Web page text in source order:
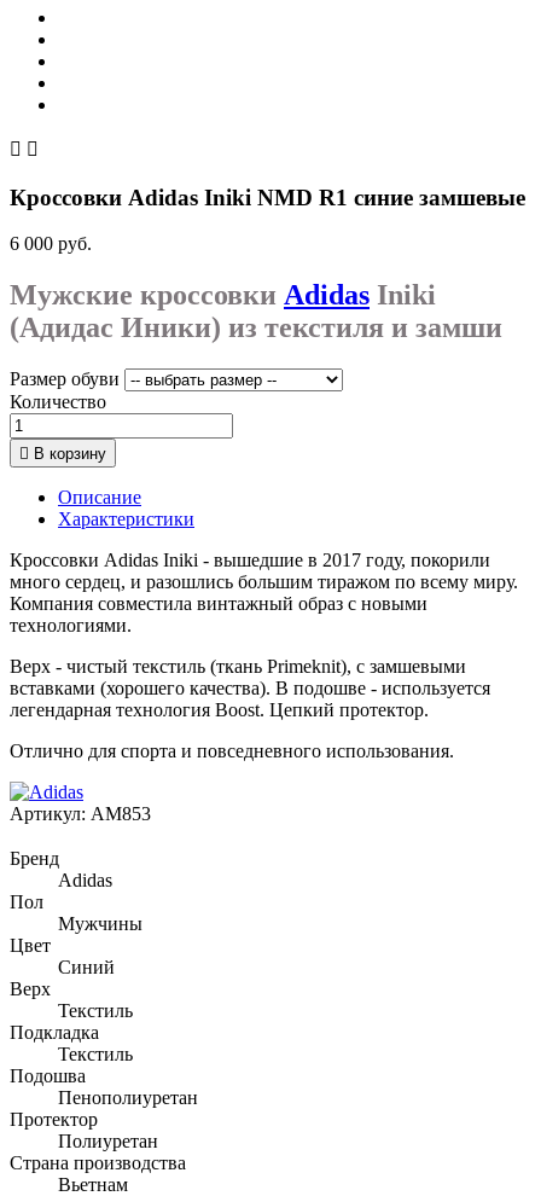
 
Кроссовки Adidas Iniki NMD R1 синие замшевые
6 000 руб.
Мужские кроссовки Adidas Iniki
(Адидас Иники) из текстиля и замши
Размер обуви
Количество
 В корзину
Описание
Характеристики
Кроссовки Adidas Iniki - вышедшие в 2017 году, покорили
много сердец, и разошлись большим тиражом по всему миру.
Компания совместила винтажный образ с новыми
технологиями.
Верх - чистый текстиль (ткань Primeknit), с замшевыми
вставками (хорошего качества). В подошве - используется
легендарная технология Boost. Цепкий протектор.
Отлично для спорта и повседневного использования.
Артикул: AM853
Бренд
Adidas
Пол
Мужчины
Цвет
Синий
Верх
Текстиль
Подкладка
Текстиль
Подошва
Пенополиуретан
Протектор
Полиуретан
Страна производства
Вьетнам